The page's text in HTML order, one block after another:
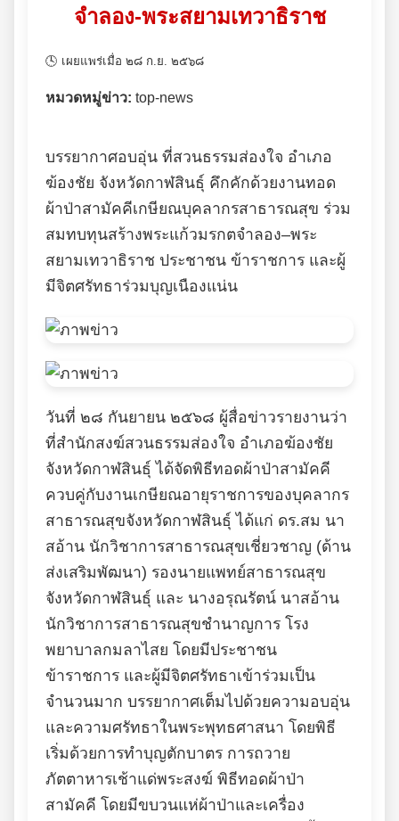
จำลอง-พระสยามเทวาธิราช
🕓 เผยแพร่เมื่อ ๒๘ ก.ย. ๒๕๖๘
หมวดหมู่ข่าว: top-news
บรรยากาศอบอุ่น ที่สวนธรรมส่องใจ อำเภอ
ฆ้องชัย จังหวัดกาฬสินธุ์ คึกคักด้วยงานทอด
ผ้าป่าสามัคคีเกษียณบุคลากรสาธารณสุข ร่วม
สมทบทุนสร้างพระแก้วมรกตจำลอง–พระ
สยามเทวาธิราช ประชาชน ข้าราชการ และผู้
มีจิตศรัทธาร่วมบุญเนืองแน่น
วันที่ ๒๘ กันยายน ๒๕๖๘ ผู้สื่อข่าวรายงานว่า
ที่สำนักสงฆ์สวนธรรมส่องใจ อำเภอฆ้องชัย
จังหวัดกาฬสินธุ์ ได้จัดพิธีทอดผ้าป่าสามัคคี
ควบคู่กับงานเกษียณอายุราชการของบุคลากร
สาธารณสุขจังหวัดกาฬสินธุ์ ได้แก่ ดร.สม นา
สอ้าน นักวิชาการสาธารณสุขเชี่ยวชาญ (ด้าน
ส่งเสริมพัฒนา) รองนายแพทย์สาธารณสุข
จังหวัดกาฬสินธุ์ และ นางอรุณรัตน์ นาสอ้าน
นักวิชาการสาธารณสุขชำนาญการ โรง
พยาบาลกมลาไสย โดยมีประชาชน
ข้าราชการ และผู้มีจิตศรัทธาเข้าร่วมเป็น
จำนวนมาก บรรยากาศเต็มไปด้วยความอบอุ่น
และความศรัทธาในพระพุทธศาสนา โดยพิธี
เริ่มด้วยการทำบุญตักบาตร การถวาย
ภัตตาหารเช้าแด่พระสงฆ์ พิธีทอดผ้าป่า
สามัคคี โดยมีขบวนแห่ผ้าป่าและเครื่อง